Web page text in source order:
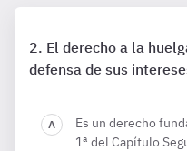
El derecho a la
defensa de sus
Es un derecho
1ª del Capítulo